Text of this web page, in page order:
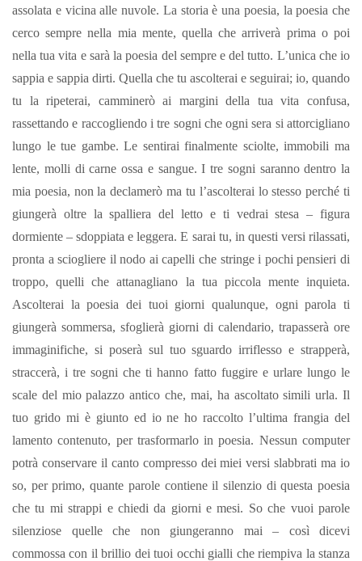
assolata e vicina alle nuvole. La storia è una poesia, la poesia che
cerco sempre nella mia mente, quella che arriverà prima o poi
nella tua vita e sarà la poesia del sempre e del tutto. L’unica che io
sappia e sappia dirti. Quella che tu ascolterai e seguirai; io, quando
tu la ripeterai, camminerò ai margini della tua vita confusa,
rassettando e raccogliendo i tre sogni che ogni sera si attorcigliano
lungo le tue gambe. Le sentirai finalmente sciolte, immobili ma
lente, molli di carne ossa e sangue. I tre sogni saranno dentro la
mia poesia, non la declamerò ma tu l’ascolterai lo stesso perché ti
giungerà oltre la spalliera del letto e ti vedrai stesa – figura
dormiente – sdoppiata e leggera. E sarai tu, in questi versi rilassati,
pronta a sciogliere il nodo ai capelli che stringe i pochi pensieri di
troppo, quelli che attanagliano la tua piccola mente inquieta.
Ascolterai la poesia dei tuoi giorni qualunque, ogni parola ti
giungerà sommersa, sfoglierà giorni di calendario, trapasserà ore
immaginifiche, si poserà sul tuo sguardo irriflesso e strapperà,
straccerà, i tre sogni che ti hanno fatto fuggire e urlare lungo le
scale del mio palazzo antico che, mai, ha ascoltato simili urla. Il
tuo grido mi è giunto ed io ne ho raccolto l’ultima frangia del
lamento contenuto, per trasformarlo in poesia. Nessun computer
potrà conservare il canto compresso dei miei versi slabbrati ma io
so, per primo, quante parole contiene il silenzio di questa poesia
che tu mi strappi e chiedi da giorni e mesi. So che vuoi parole
silenziose quelle che non giungeranno mai – così dicevi
commossa con il brillio dei tuoi occhi gialli che riempiva la stanza